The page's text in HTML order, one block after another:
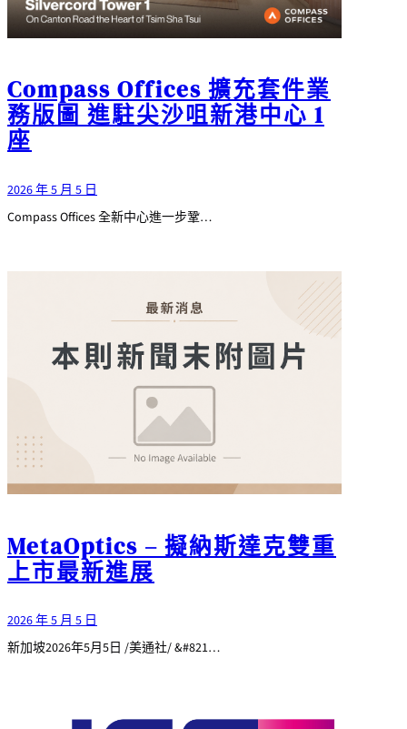
Compass Offices 擴充套件業
務版圖 進駐尖沙咀新港中心 1
座
2026 年 5 月 5 日
Compass Offices 全新中心進一步鞏…
MetaOptics – 擬納斯達克雙重
上市最新進展
2026 年 5 月 5 日
新加坡2026年5月5日 /美通社/ &#821…